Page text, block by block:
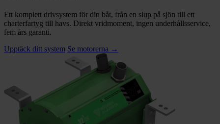
Ett komplett drivsystem för din båt, från en slup på sjön till ett
charterfartyg till havs. Direkt vridmoment, ingen underhållsservice,
fem års garanti.
Upptäck ditt system Se motorerna →